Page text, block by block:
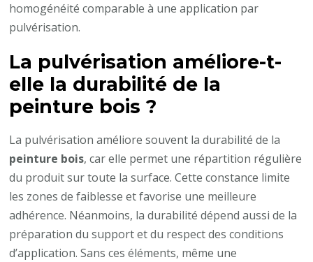
homogénéité comparable à une application par
pulvérisation.
La pulvérisation améliore-t-
elle la durabilité de la
peinture bois ?
La pulvérisation améliore souvent la durabilité de la
peinture bois, car elle permet une répartition régulière
du produit sur toute la surface. Cette constance limite
les zones de faiblesse et favorise une meilleure
adhérence. Néanmoins, la durabilité dépend aussi de la
préparation du support et du respect des conditions
d’application. Sans ces éléments, même une